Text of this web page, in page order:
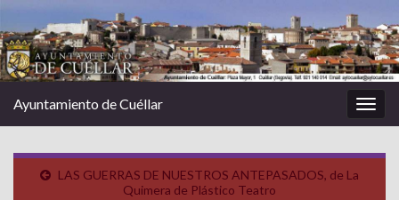
la
Ayuntamiento de Cuéllar
LAS GUERRAS DE NUESTROS ANTEPASADOS, de La
Quimera de Plástico Teatro